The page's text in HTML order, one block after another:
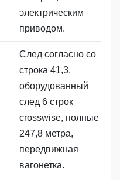
электрическим
приводом.
След согласно со
строка 41,3,
оборудованный
след 6 строк
crosswise, полные
247,8 метра,
передвижная
вагонетка.